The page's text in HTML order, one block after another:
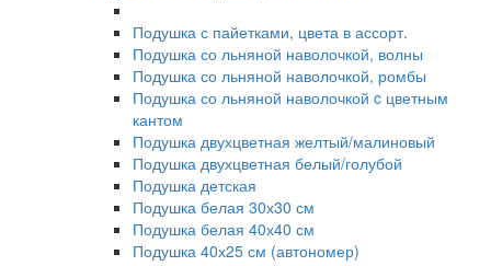
Подушка с пайетками, цвета в ассорт.
Подушка со льняной наволочкой, волны
Подушка со льняной наволочкой, ромбы
Подушка со льняной наволочкой c цветным
кантом
Подушка двухцветная желтый/малиновый
Подушка двухцветная белый/голубой
Подушка детская
Подушка белая 30х30 см
Подушка белая 40х40 см
Подушка 40х25 см (автономер)